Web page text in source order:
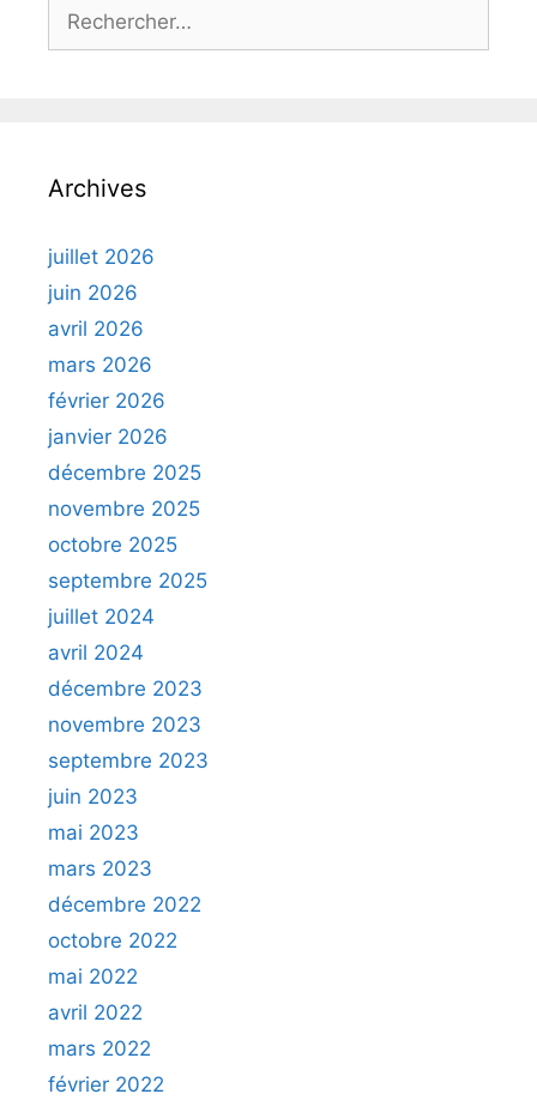
Archives
juillet 2026
juin 2026
avril 2026
mars 2026
février 2026
janvier 2026
décembre 2025
novembre 2025
octobre 2025
septembre 2025
juillet 2024
avril 2024
décembre 2023
novembre 2023
septembre 2023
juin 2023
mai 2023
mars 2023
décembre 2022
octobre 2022
mai 2022
avril 2022
mars 2022
février 2022